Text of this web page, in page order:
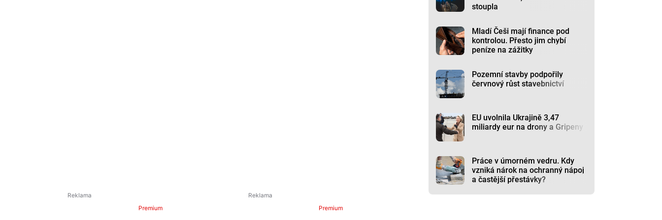
stoupla
Mladí Češi mají finance pod
kontrolou. Přesto jim chybí
peníze na zážitky
Pozemní stavby podpořily
červnový růst stavebnictví
EU uvolnila Ukrajině 3,47
miliardy eur na drony a Gripeny
Práce v úmorném vedru. Kdy
vzniká nárok na ochranný nápoj
a častější přestávky?
Premium Premium